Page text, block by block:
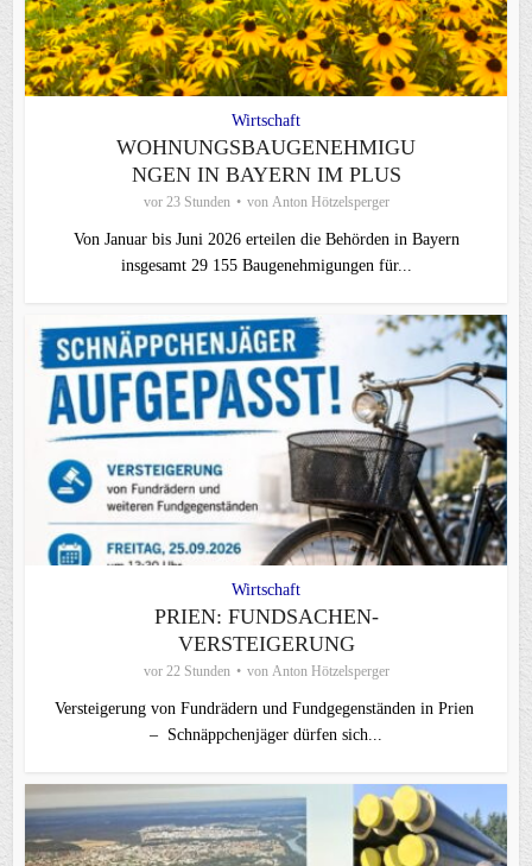
Wirtschaft
WOHNUNGSBAUGENEHMIGU
NGEN IN BAYERN IM PLUS
vor 23 Stunden von Anton Hötzelsperger
Von Januar bis Juni 2026 erteilen die Behörden in Bayern
insgesamt 29 155 Baugenehmigungen für...
Wirtschaft
PRIEN: FUNDSACHEN-
VERSTEIGERUNG
vor 22 Stunden von Anton Hötzelsperger
Versteigerung von Fundrädern und Fundgegenständen in Prien
– Schnäppchenjäger dürfen sich...